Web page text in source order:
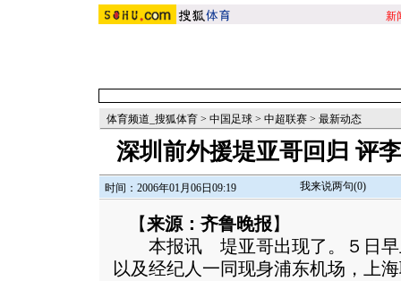
新
体育频道_搜狐体育 > 中国足球 > 中超联赛 > 最新动态
深圳前外援堤亚哥回归 评
时间：2006年01月06日09:19 我来说两句(0)
【来源：齐鲁晚报 】
本报讯 堤亚哥出现了。５日早
以及经纪人一同现身浦东机场，上